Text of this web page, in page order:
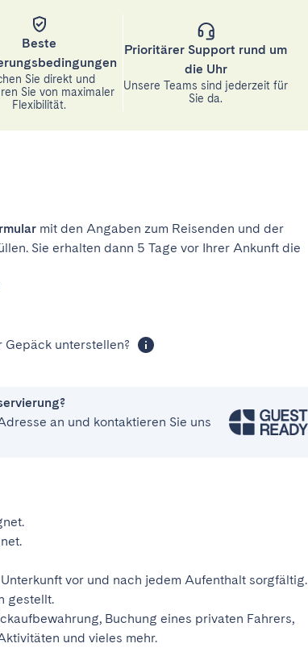
Beste
Sie direkt und
Sie von maximaler
Flexibilität.
Prioritärer Support rund um
die Uhr
Unsere Teams sind jederzeit für
Sie da.
mit den Angaben zum Reisenden und der
Sie erhalten dann 5 Tage vor Ihrer Ankunft die
Gepäck unterstellen?
an und kontaktieren Sie uns
vor und nach jedem Aufenthalt sorgfältig.
gestellt.
Buchung eines privaten Fahrers,
und vieles mehr.